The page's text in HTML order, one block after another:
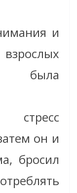
и
была
стресс
он и
бросил